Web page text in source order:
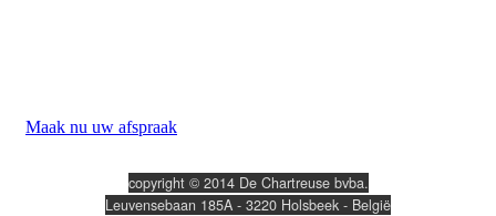
Maak nu uw afspraak
copyright © 2014 De Chartreuse bvba.
Leuvensebaan 185A - 3220 Holsbeek - België